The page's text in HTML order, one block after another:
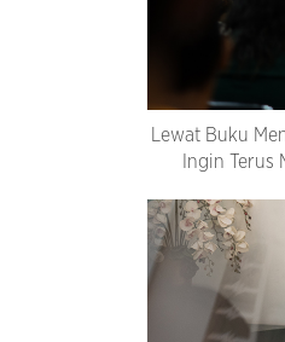
Lewat Buku
Ingin Terus